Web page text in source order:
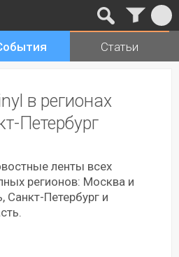
Статьи
в регионах
Петербург
ленты всех
регионов: Москва и
Санкт-Петербург и